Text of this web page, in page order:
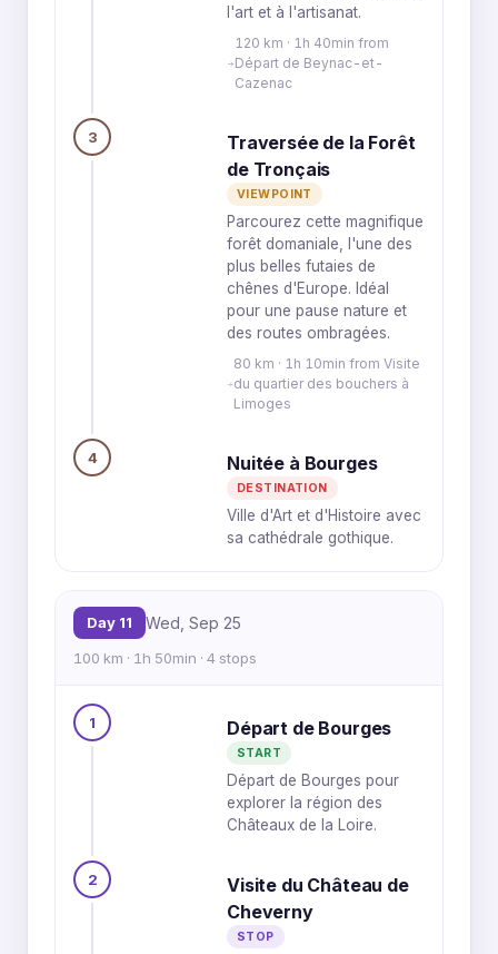
l'art et à l'artisanat.
120 km · 1h 40min from
Départ de Beynac-et-
Cazenac
3
Traversée de la Forêt
de Tronçais
VIEWPOINT
Parcourez cette magnifique
forêt domaniale, l'une des
plus belles futaies de
chênes d'Europe. Idéal
pour une pause nature et
des routes ombragées.
80 km · 1h 10min from Visite
du quartier des bouchers à
Limoges
4 Nuitée à Bourges
DESTINATION
Ville d'Art et d'Histoire avec
sa cathédrale gothique.
Day 11 Wed, Sep 25
100 km · 1h 50min · 4 stops
1 Départ de Bourges
START
Départ de Bourges pour
explorer la région des
Châteaux de la Loire.
2
Visite du Château de
Cheverny
STOP